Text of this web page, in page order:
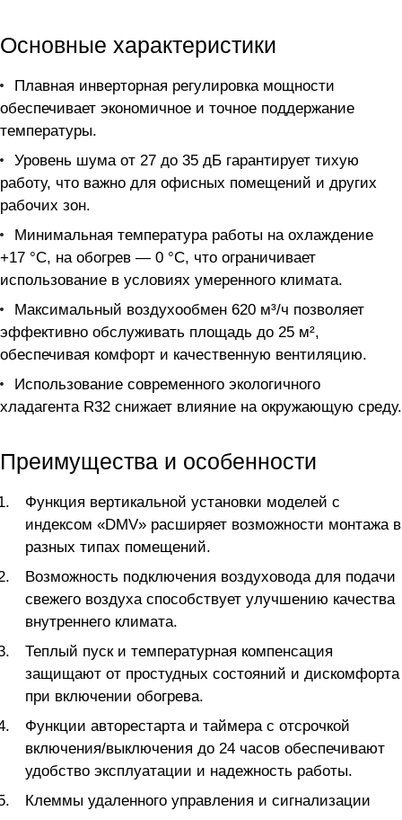
Основные характеристики
Плавная инверторная регулировка мощности
обеспечивает экономичное и точное поддержание
температуры.
Уровень шума от 27 до 35 дБ гарантирует тихую
работу, что важно для офисных помещений и других
рабочих зон.
Минимальная температура работы на охлаждение
+17 °C, на обогрев — 0 °C, что ограничивает
использование в условиях умеренного климата.
Максимальный воздухообмен 620 м³/ч позволяет
эффективно обслуживать площадь до 25 м²,
обеспечивая комфорт и качественную вентиляцию.
Использование современного экологичного
хладагента R32 снижает влияние на окружающую среду.
Преимущества и особенности
Функция вертикальной установки моделей с
индексом «DMV» расширяет возможности монтажа в
разных типах помещений.
Возможность подключения воздуховода для подачи
свежего воздуха способствует улучшению качества
внутреннего климата.
Теплый пуск и температурная компенсация
защищают от простудных состояний и дискомфорта
при включении обогрева.
Функции авторестарта и таймера c отсрочкой
включения/выключения до 24 часов обеспечивают
удобство эксплуатации и надежность работы.
Клеммы удаленного управления и сигнализации